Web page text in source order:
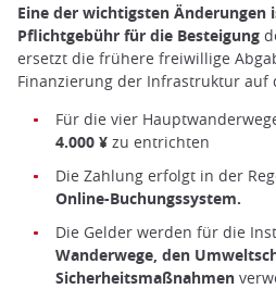
Eine der wichtigsten Änderungen
Pflichtgebühr für die Besteigung
ersetzt die frühere freiwillige
Finanzierung der Infrastruktur auf
Für die vier
4.000 ¥ zu entrichten
Die Zahlung erfolgt in der
Online-Buchungssystem.
Die Gelder werden für die
Wanderwege, den
Sicherheitsmaßnahmen